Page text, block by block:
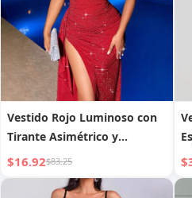
Vestido Rojo Luminoso con
Tirante Asimétrico y
Abertura Lateral
$16.92$83.25